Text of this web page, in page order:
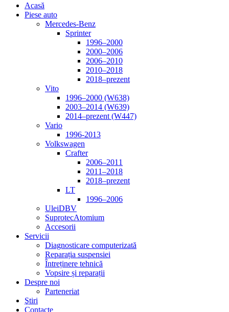
Acasă
Piese auto
Mercedes-Benz
Sprinter
1996–2000
2000–2006
2006–2010
2010–2018
2018–prezent
Vito
1996–2000 (W638)
2003–2014 (W639)
2014–prezent (W447)
Vario
1996-2013
Volkswagen
Crafter
2006–2011
2011–2018
2018–prezent
LT
1996–2006
UleiDBV
SuprotecAtomium
Accesorii
Servicii
Diagnosticare computerizată
Reparația suspensiei
Întreținere tehnică
Vopsire și reparații
Despre noi
Parteneriat
Ştiri
Contacte